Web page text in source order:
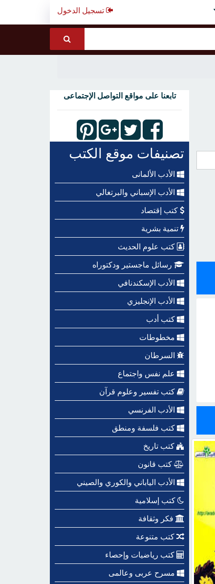
تسجيل الدخول
تابعنا على مواقع التواصل الإجتماعى
تصنيفات موقع الكتب
الأدب الألمانى
الأدب الإسباني والبرتغالي
كتب إقتصاد
تنمية بشرية
كتب علوم الحديث
رسائل ماجستير ودكتوراه
الأدب الإسكندنافي
الأدب الإنجليزي
كتب أدب
مخطوطات
السرطان
علم نفس واجتماع
كتب تفسير وعلوم قرآن
الأدب الفرنسي
كتب فلسفة ومنطق
كتب تاريخ
كتب قانون
الأدب الياباني والكوري والصيني
كتب إسلامية
فكر وثقافة
كتب متنوعة
كتب رياضيات وإحصاء
مسرح عربى وعالمى